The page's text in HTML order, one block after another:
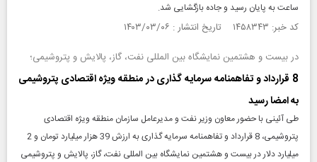
ساعت به پایان رسید و جاده بازگشایی شد.
کد خبر: ۱۴۵۸۳۴۳ تاریخ انتشار : ۱۴۰۳/۰۳/۰۶
در بیست و هشتمین نمایشگاه بین المللی نفت، گاز، پالایش و پتروشیمی؛
8 قرارداد و تفاهمنامه سرمایه گذاری در منطقه ویژه اقتصادی پتروشیمی
به امضا رسید
طی آئینی با حضور معاون وزیر نفت و مدیرعامل سازمان منطقه ویژه اقتصادی
پتروشیمی، 8 قرارداد و تفاهمنامه سرمایه گذاری به ارزش 39 هزار میلیارد تومان و 2
میلیارد دلار در بیست و هشتمین نمایشگاه بین المللی نفت، گاز، پالایش و پتروشیمی